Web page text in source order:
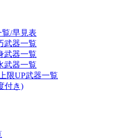
/早見表
武器一覧
武器一覧
武器一覧
限UP武器一覧
付き)